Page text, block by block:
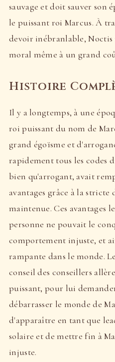
sauvage et doit sauver son
le puissant roi Marcus. À
devoir inébranlable,
moral même à un grand
Histoire
Il y a longtemps, à une
roi puissant du nom de
grand égoïsme et
rapidement tous les codes
bien qu'arrogant, avait
avantages grâce à la
maintenue. Ces avantages
personne ne pouvait le
comportement injuste, et
rampante dans le monde.
conseil des conseillers
puissant, pour lui
débarrasser le monde de
d'apparaître en tant que
solaire et de mettre fin à
injuste.